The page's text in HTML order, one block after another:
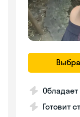
Готовит